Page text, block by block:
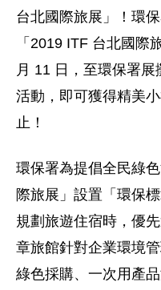
台北國際旅展」！環
「2019 ITF 台北國際
月 11 日，至環保署
活動，即可獲得精美
止！
環保署為提倡全民綠
際旅展」設置「環保
規劃旅遊住宿時，優
章旅館針對企業環境
綠色採購、一次用產